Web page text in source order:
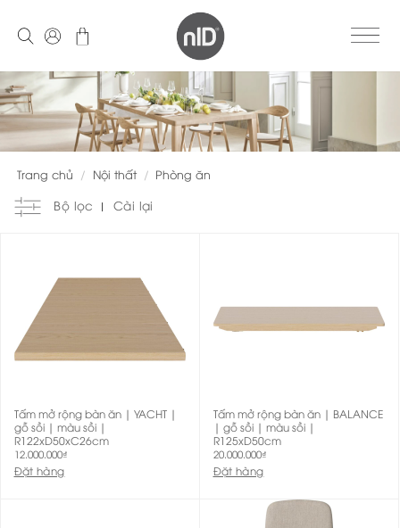
Trang chủ / Nội thất / Phòng ăn
Bộ lọc
Cài lại
Tấm mở rộng bàn ăn | YACHT |
gỗ sồi | màu sồi |
R122xD50xC26cm
12.000.000₫
Đặt hàng
Tấm mở rộng bàn ăn | BALANCE
| gỗ sồi | màu sồi |
R125xD50cm
20.000.000₫
Đặt hàng